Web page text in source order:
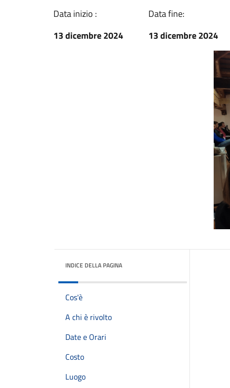
Data inizio :
13 dicembre 2024
Data fine:
13 dicembre 2024
INDICE DELLA PAGINA
Cos'è
A chi è rivolto
Date e Orari
Costo
Luogo